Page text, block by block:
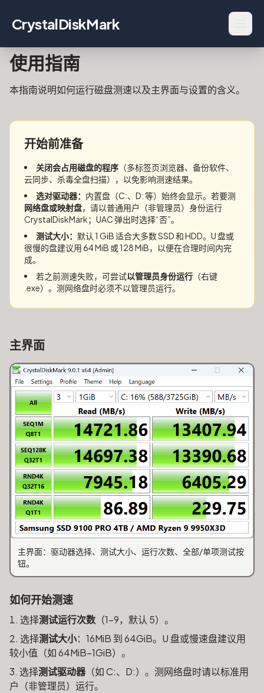
CrystalDiskMark
使用指南
本指南说明如何运行磁盘测速以及主界面与设置的含义。
开始前准备
关闭会占用磁盘的程序 （多标签页浏览器、备份软件、
云同步、杀毒全盘扫描），以免影响测速结果。
选对驱动器： 内置盘（C:、D: 等）始终会显示。若要测
网络盘或映射盘，请以普通用户（非管理员）身份运行
CrystalDiskMark；UAC 弹出时选择“否”。
测试大小： 默认 1 GiB 适合大多数 SSD 和 HDD。U 盘或
很慢的盘建议用 64 MiB 或 128 MiB，以便在合理时间内完
成。
若之前测速失败，可尝试以管理员身份运行 （右键
.exe）。测网络盘时必须不以管理员运行。
主界面
主界面：驱动器选择、测试大小、运行次数、全部/单项测试按
钮。
如何开始测速
选择测试运行次数 （1–9，默认 5）。
选择测试大小：16MiB 到 64GiB。U 盘或慢速盘建议用
较小值（如 64MiB–1GiB）。
选择测试驱动器（如 C:、D:）。测网络盘时请以标准用
户（非管理员）运行。